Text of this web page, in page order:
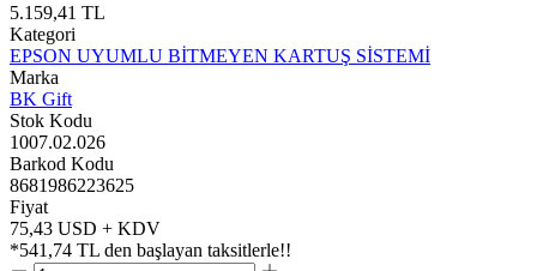
5.159,41 TL
Kategori
EPSON UYUMLU BİTMEYEN KARTUŞ SİSTEMİ
Marka
BK Gift
Stok Kodu
1007.02.026
Barkod Kodu
8681986223625
Fiyat
75,43 USD + KDV
*541,74 TL den başlayan taksitlerle!!